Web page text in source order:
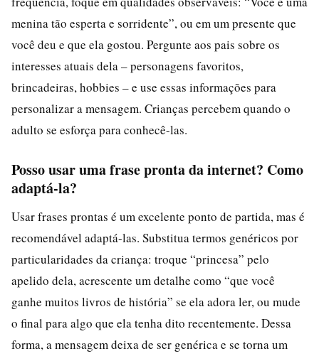
menina tão esperta e sorridente”, ou em um presente que
você deu e que ela gostou. Pergunte aos pais sobre os
interesses atuais dela – personagens favoritos,
brincadeiras, hobbies – e use essas informações para
personalizar a mensagem. Crianças percebem quando o
adulto se esforça para conhecê-las.
Posso usar uma frase pronta da internet? Como
adaptá-la?
Usar frases prontas é um excelente ponto de partida, mas é
recomendável adaptá-las. Substitua termos genéricos por
particularidades da criança: troque “princesa” pelo
apelido dela, acrescente um detalhe como “que você
ganhe muitos livros de história” se ela adora ler, ou mude
o final para algo que ela tenha dito recentemente. Dessa
forma, a mensagem deixa de ser genérica e se torna um